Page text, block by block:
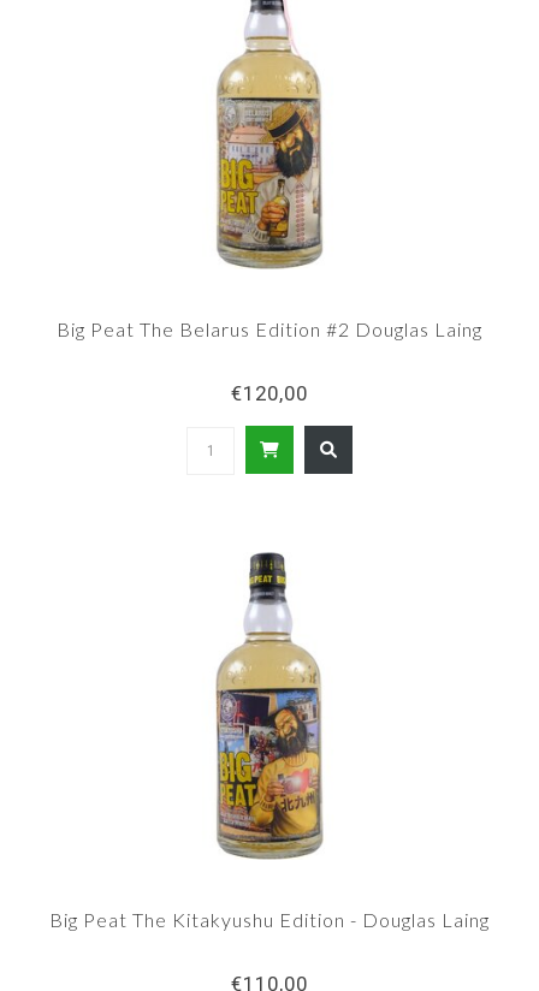
Big Peat The Belarus Edition #2 Douglas Laing
€120,00
Big Peat The Kitakyushu Edition - Douglas Laing
€110,00